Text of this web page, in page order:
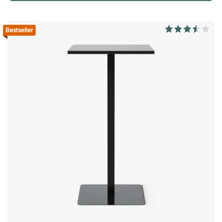
centimeter hebben een 5-teens onderstel. Vierkante
tafelbladen hebben 2 T-onderstellen. Verstelbare poten tot 16
mm per poot. Overig Getest volgens EN 15372. Möbelfakta-
gecertificeerd.Profim Allround is een veelzijdige hoge tafel
met een strak design dat in de meeste omgevingen past.
Bestseller